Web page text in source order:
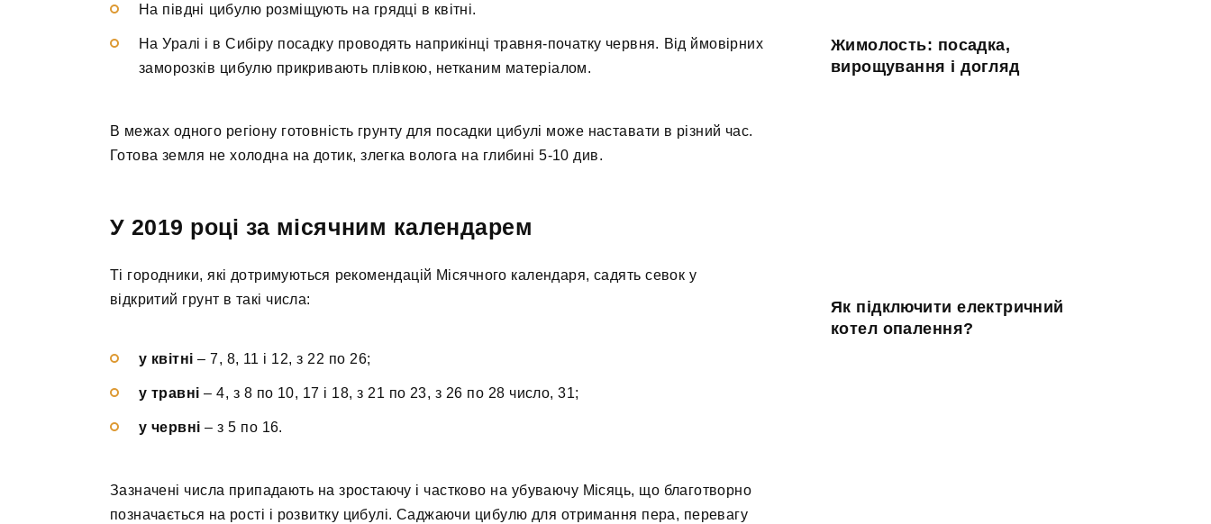
На півдні цибулю розміщують на грядці в квітні.
На Уралі і в Сибіру посадку проводять наприкінці травня-початку червня. Від ймовірних
заморозків цибулю прикривають плівкою, нетканим матеріалом.
В межах одного регіону готовність грунту для посадки цибулі може наставати в різний час.
Готова земля не холодна на дотик, злегка волога на глибині 5-10 див.
У 2019 році за місячним календарем
Ті городники, які дотримуються рекомендацій Місячного календаря, садять севок у
відкритий грунт в такі числа:
у квітні – 7, 8, 11 і 12, з 22 по 26;
у травні – 4, з 8 по 10, 17 і 18, з 21 по 23, з 26 по 28 число, 31;
у червні – з 5 по 16.
Зазначені числа припадають на зростаючу і частково на убуваючу Місяць, що благотворно
позначається на рості і розвитку цибулі. Саджаючи цибулю для отримання пера, перевагу
Жимолость: посадка,
вирощування і догляд
Як підключити електричний
котел опалення?